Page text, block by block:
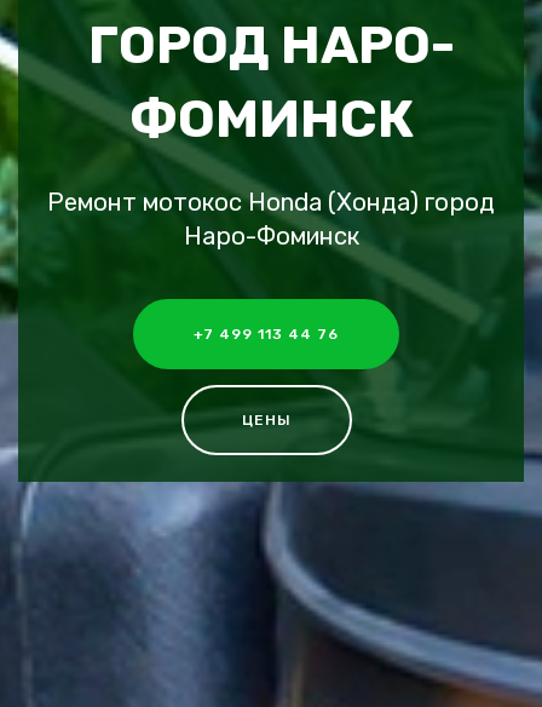
ГОРОД НАРО-
ФОМИНСК
Ремонт мотокос Honda (Хонда) город
Наро-Фоминск
+7 499 113 44 76
ЦЕНЫ